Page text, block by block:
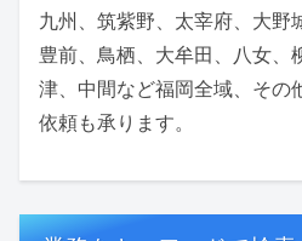
九州、筑紫野、太宰府、大野
豊前、鳥栖、大牟田、八女、
津、中間など福岡全域、その
依頼も承ります。